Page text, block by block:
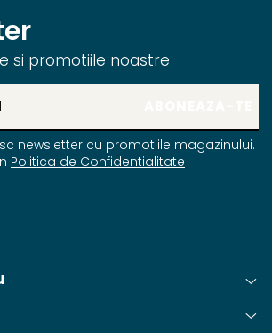
si promotiile noastre
newsletter cu promotiile magazinului.
Politica de Confidentialitate